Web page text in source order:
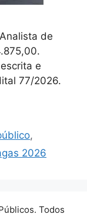
de
e
77/2026.
,
2026
Todos